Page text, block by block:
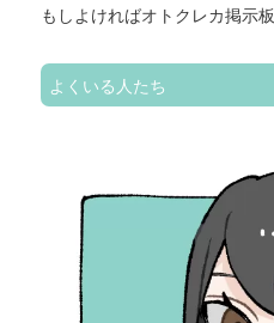
もしよければオトクレカ掲示板
よくいる人たち